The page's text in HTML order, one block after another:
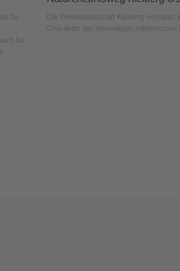
für
für
Die Weidelandschaft Kleiberg verdankt
Charakter der ehemaligen militärischen